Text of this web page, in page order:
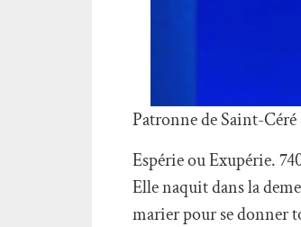
Patronne de Saint-Céré
Espérie ou Exupérie.
Elle naquit dans la
marier pour se donner